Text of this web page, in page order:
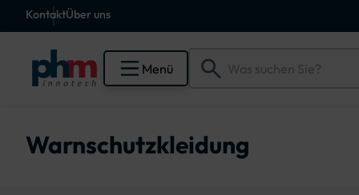
KontaktÜber uns
Menü
Warnschutzkleidung